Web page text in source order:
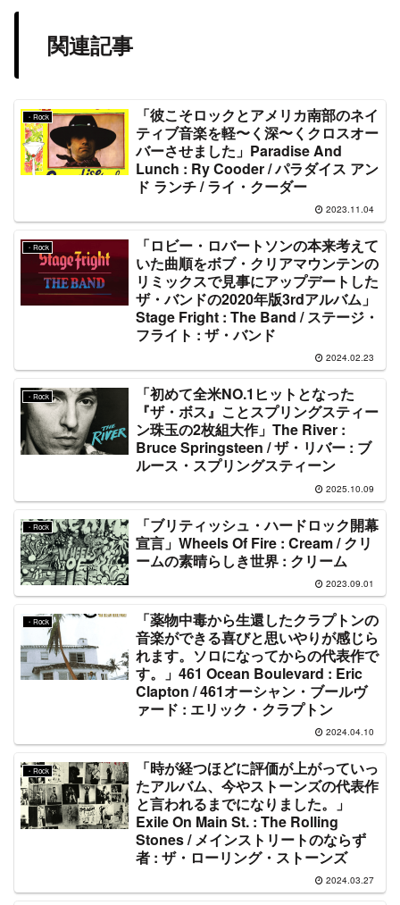
関連記事
・Rock
「彼こそロックとアメリカ南部のネイ
ティブ音楽を軽〜く深〜くクロスオー
バーさせました」Paradise And
Lunch : Ry Cooder / パラダイス アン
ド ランチ / ライ・クーダー
2023.11.04
・Rock
「ロビー・ロバートソンの本来考えて
いた曲順をボブ・クリアマウンテンの
リミックスで見事にアップデートした
ザ・バンドの2020年版3rdアルバム」
Stage Fright : The Band / ステージ・
フライト : ザ・バンド
2024.02.23
・Rock
「初めて全米NO.1ヒットとなった
『ザ・ボス』ことスプリングスティー
ン珠玉の2枚組大作」The River :
Bruce Springsteen / ザ・リバー : ブ
ルース・スプリングスティーン
2025.10.09
・Rock
「ブリティッシュ・ハードロック開幕
宣言」Wheels Of Fire : Cream / クリ
ームの素晴らしき世界 : クリーム
2023.09.01
・Rock
「薬物中毒から生還したクラプトンの
音楽ができる喜びと思いやりが感じら
れます。ソロになってからの代表作で
す。」461 Ocean Boulevard : Eric
Clapton / 461オーシャン・ブールヴ
ァード : エリック・クラプトン
2024.04.10
・Rock
「時が経つほどに評価が上がっていっ
たアルバム、今やストーンズの代表作
と言われるまでになりました。」
Exile On Main St. : The Rolling
Stones / メインストリートのならず
者 : ザ・ローリング・ストーンズ
2024.03.27